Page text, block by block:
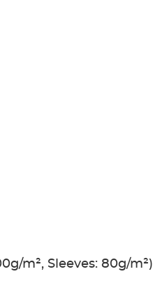
m², Sleeves: 80g/m²)